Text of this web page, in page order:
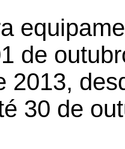
de
2013,
30 de